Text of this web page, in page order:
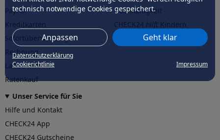
technisch notwendige Cookies gespeichert.
Anpassen Geht klar
Datenschutzerklärung
Cookierichtlinie
Impressum
PayPal
Sofortüberweisung
Rechnung
Lastschrift
Ratenkauf
Nachhaltigkeit
CHECK24hilftder Natur
Unser Service für Sie
Hilfe und Kontakt
CHECK24 App
CHECK24 Gutscheine